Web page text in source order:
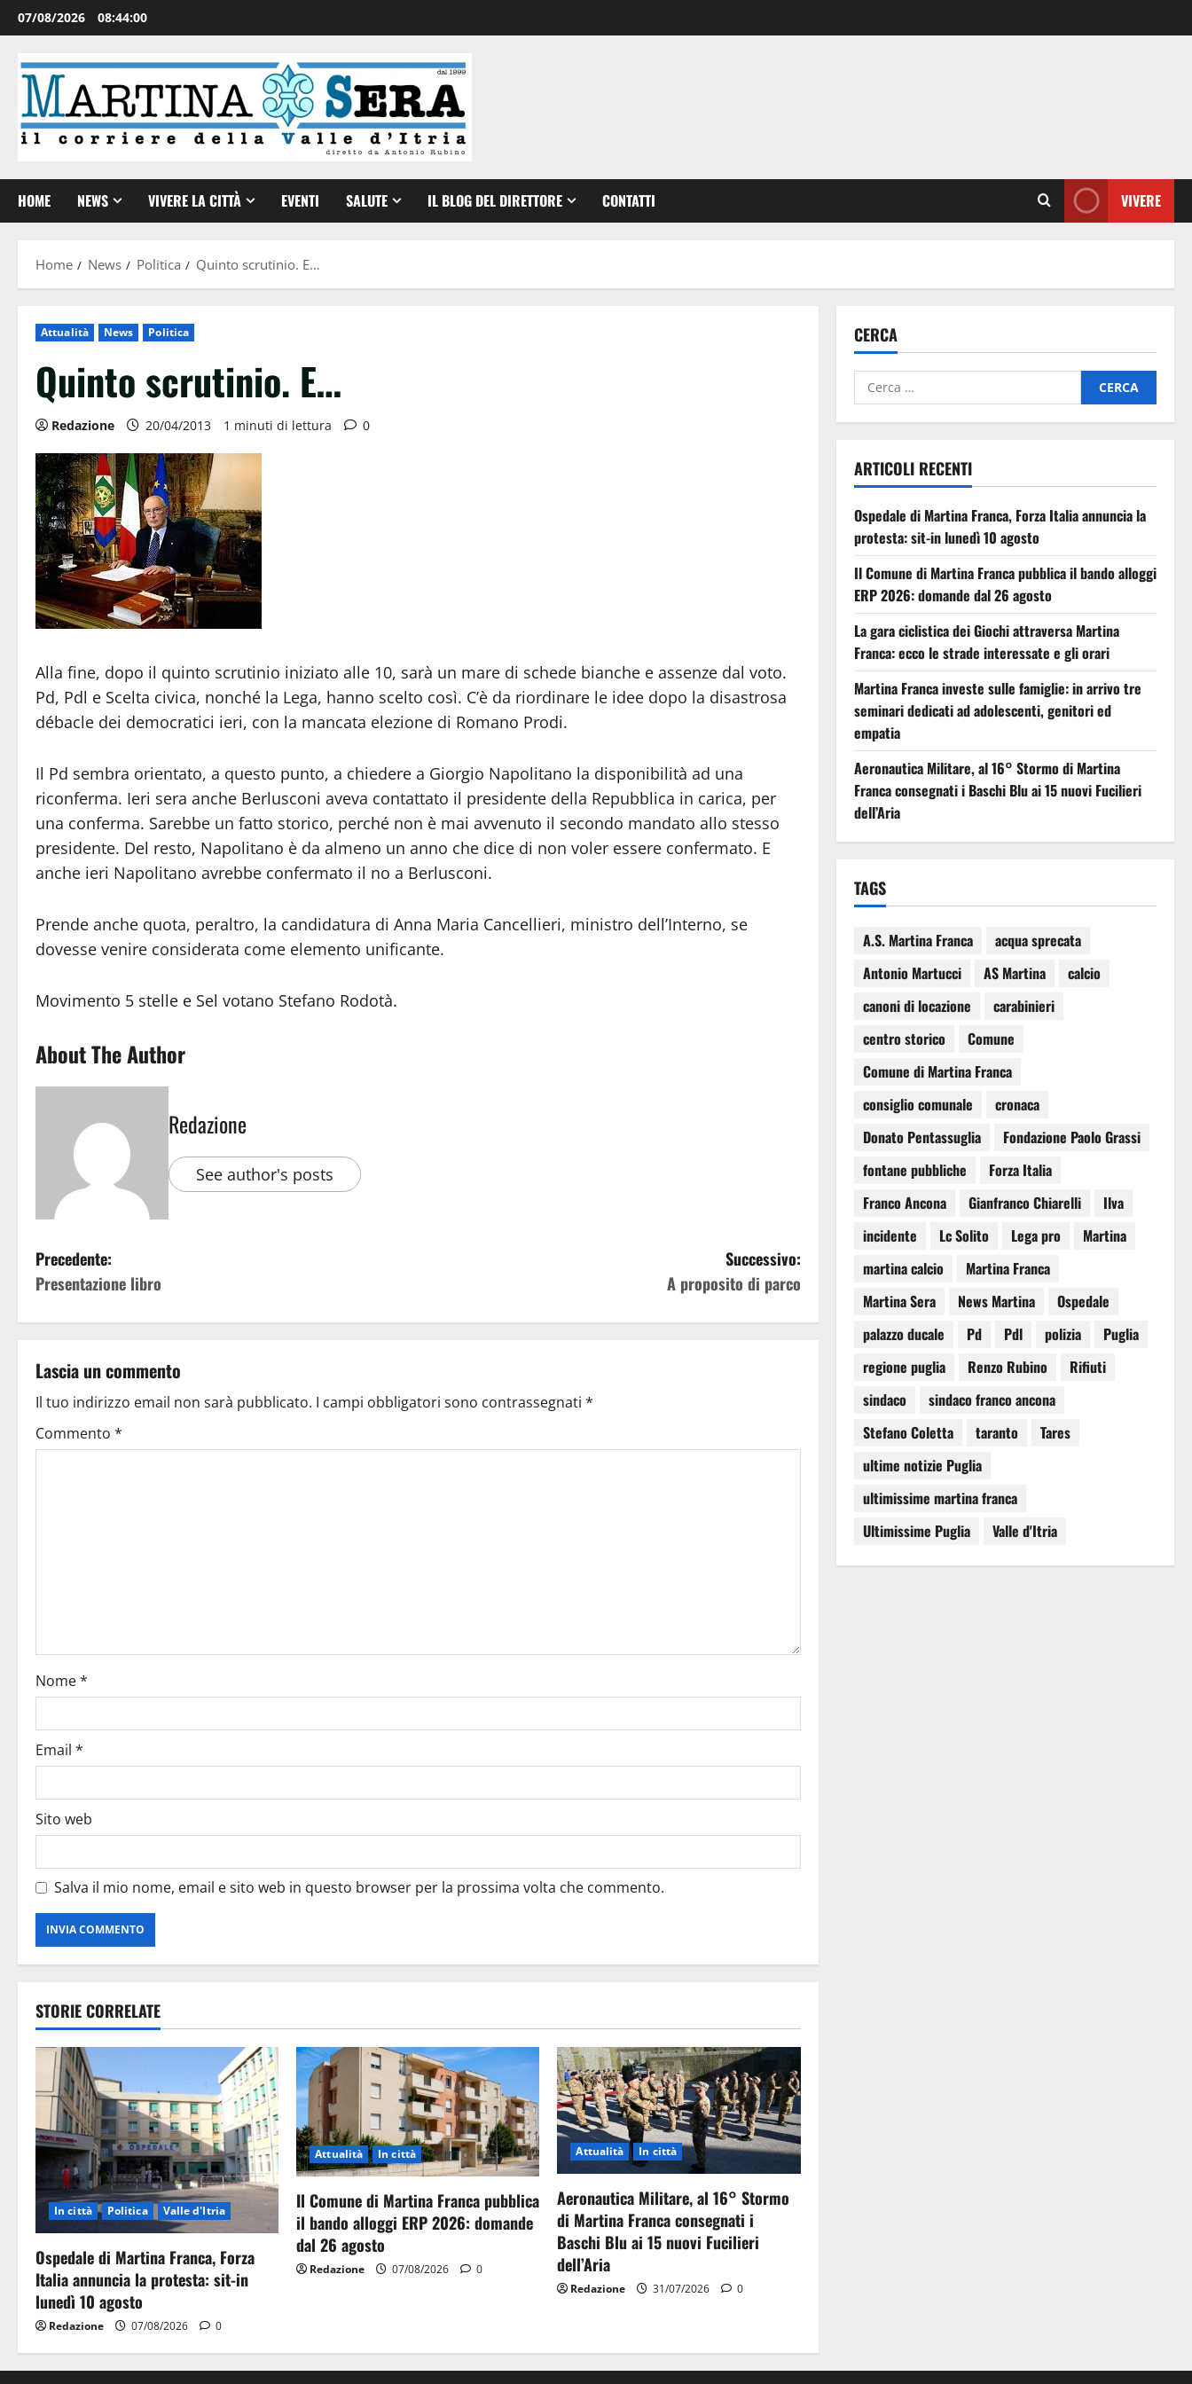
07/08/2026 08:44:01
HOME NEWS VIVERE LA CITTÀ EVENTI SALUTE IL BLOG DEL DIRETTORE CONTATTI VIVERE
Home News Politica Quinto scrutinio. E…
Attualità News Politica
Quinto scrutinio. E…
Redazione 20/04/2013 1 minuti di lettura 0
Alla fine, dopo il quinto scrutinio iniziato alle 10, sarà un mare di schede bianche e assenze dal voto.
Pd, Pdl e Scelta civica, nonché la Lega, hanno scelto così. C’è da riordinare le idee dopo la disastrosa
débacle dei democratici ieri, con la mancata elezione di Romano Prodi.
Il Pd sembra orientato, a questo punto, a chiedere a Giorgio Napolitano la disponibilità ad una
riconferma. Ieri sera anche Berlusconi aveva contattato il presidente della Repubblica in carica, per
una conferma. Sarebbe un fatto storico, perché non è mai avvenuto il secondo mandato allo stesso
presidente. Del resto, Napolitano è da almeno un anno che dice di non voler essere confermato. E
anche ieri Napolitano avrebbe confermato il no a Berlusconi.
Prende anche quota, peraltro, la candidatura di Anna Maria Cancellieri, ministro dell’Interno, se
dovesse venire considerata come elemento unificante.
Movimento 5 stelle e Sel votano Stefano Rodotà.
About The Author
Redazione
See author's posts
Precedente:
Presentazione libro
Successivo:
A proposito di parco
Lascia un commento
Il tuo indirizzo email non sarà pubblicato. I campi obbligatori sono contrassegnati *
Commento *
Nome*
Email *
Sito web
Salva il mio nome, email e sito web in questo browser per la prossima volta che commento.
STORIE CORRELATE
In città Politica Valle d'Itria
Ospedale di Martina Franca, Forza
Italia annuncia la protesta: sit-in
lunedì 10 agosto
Redazione 07/08/2026 0
Attualità In città
Il Comune di Martina Franca pubblica
il bando alloggi ERP 2026: domande
dal 26 agosto
Redazione 07/08/2026 0
Attualità In città
Aeronautica Militare, al 16° Stormo
di Martina Franca consegnati i
Baschi Blu ai 15 nuovi Fucilieri
dell’Aria
Redazione 31/07/2026 0
CERCA
ARTICOLI RECENTI
Ospedale di Martina Franca, Forza Italia annuncia la
protesta: sit-in lunedì 10 agosto
Il Comune di Martina Franca pubblica il bando alloggi
ERP 2026: domande dal 26 agosto
La gara ciclistica dei Giochi attraversa Martina
Franca: ecco le strade interessate e gli orari
Martina Franca investe sulle famiglie: in arrivo tre
seminari dedicati ad adolescenti, genitori ed
empatia
Aeronautica Militare, al 16° Stormo di Martina
Franca consegnati i Baschi Blu ai 15 nuovi Fucilieri
dell’Aria
TAGS
A.S. Martina Franca
acqua sprecata
Antonio Martucci
AS Martina
calcio
canoni di locazione
carabinieri
centro storico
Comune
Comune di Martina Franca
consiglio comunale
cronaca
Donato Pentassuglia
Fondazione Paolo Grassi
fontane pubbliche
Forza Italia
Franco Ancona
Gianfranco Chiarelli
Ilva
incidente
Lc Solito Lega pro
Martina
martina calcio
Martina Franca
Martina Sera
News Martina
Ospedale
palazzo ducale
Pd Pdl polizia
Puglia
regione puglia
Renzo Rubino
Rifiuti
sindaco
sindaco franco ancona
Stefano Coletta
taranto
Tares
ultime notizie Puglia
ultimissime martina franca
Ultimissime Puglia
Valle d'Itria